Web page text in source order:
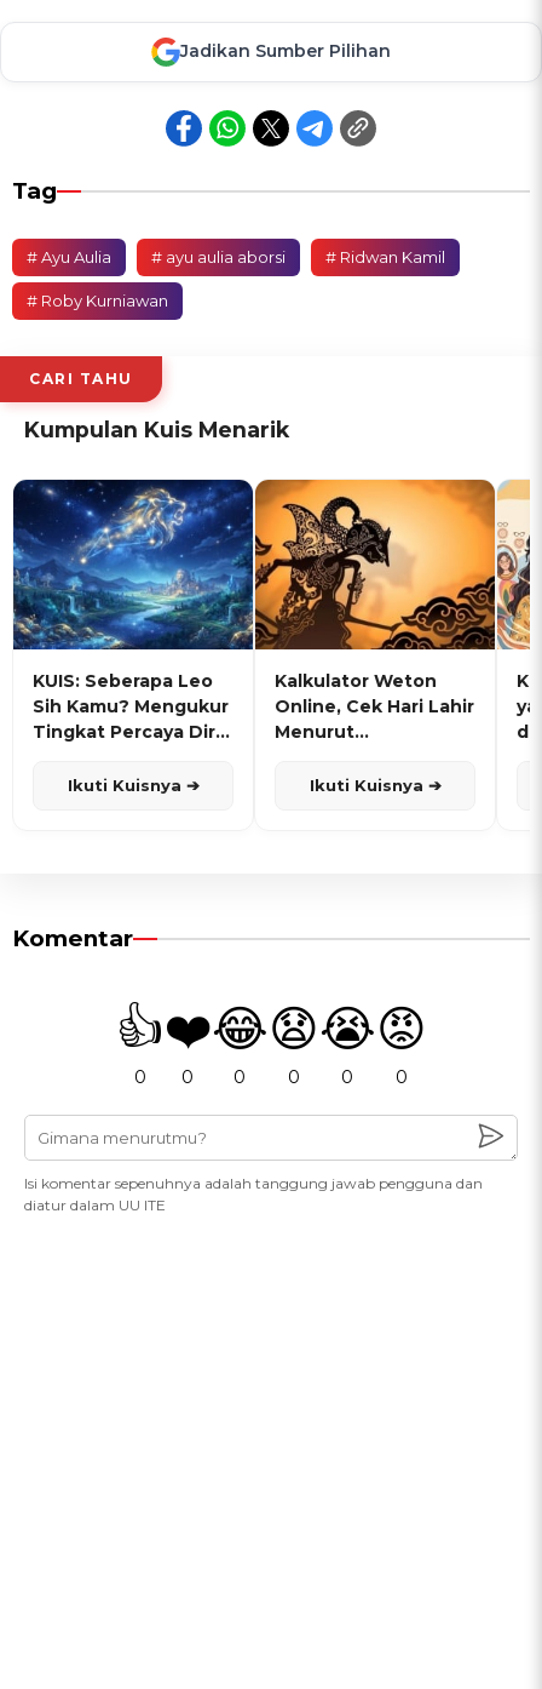
Jadikan Sumber Pilihan
Tag
# Ayu Aulia # ayu aulia aborsi # Ridwan Kamil
# Roby Kurniawan
CARI TAHU
Kumpulan Kuis Menarik
KUIS: Seberapa Leo
Sih Kamu? Mengukur
Tingkat Percaya Diri
Ikuti Kuisnya ➔
Kalkulator Weton
Online, Cek Hari Lahir
Menurut
Ikuti Kuisnya ➔
Komentar
👍
0
❤️
0
😂
0
😧
0
😭
0
😡
0
Isi komentar sepenuhnya adalah tanggung jawab pengguna dan
diatur dalam UU ITE